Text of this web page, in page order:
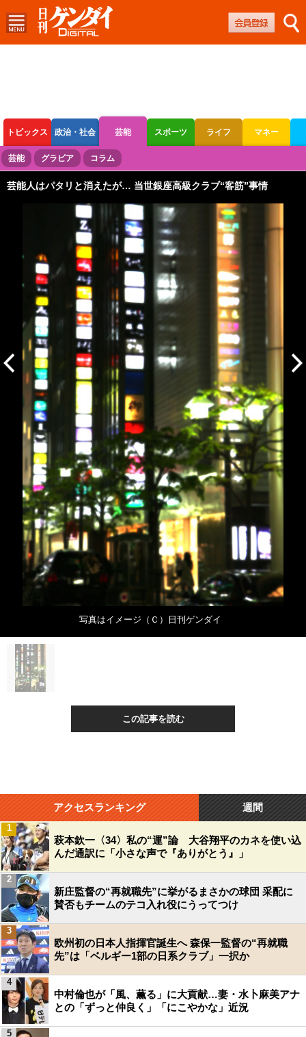
トピックス 政治・社会 芸能 スポーツ ライフ マネー
ボートレース 競輪 オートレース
芸能 グラビア コラム
芸能人はパタリと消えたが… 当世銀座高級クラブ“客筋”事情
写真はイメージ（Ｃ）日刊ゲンダイ
この記事を読む
アクセスランキング 週間
萩本欽一〈34〉私の“運”論 大谷翔平のカネを使い込
んだ通訳に「小さな声で『ありがとう』」
1
新庄監督の“再就職先”に挙がるまさかの球団 采配に
賛否もチームのテコ入れ役にうってつけ
2
欧州初の日本人指揮官誕生へ 森保一監督の“再就職
先”は「ベルギー1部の日系クラブ」一択か
3
中村倫也が「風、薫る」に大貢献…妻・水卜麻美アナ
との「ずっと仲良く」「にこやかな」近況
4
5